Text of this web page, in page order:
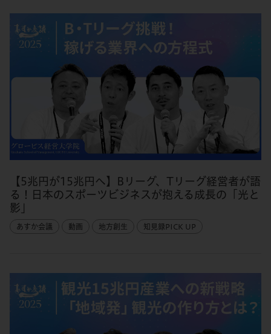
【5兆円が15兆円へ】Bリーグ、Tリーグ経営者が語
る！日本のスポーツビジネスが抱える成長の「光と
影」
あすか会議 動画 地方創生 知見録PICK UP